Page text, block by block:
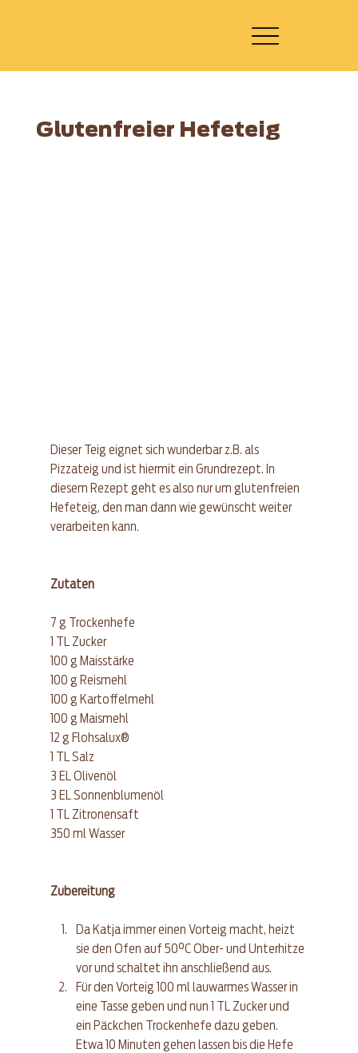
Glutenfreier Hefeteig
Dieser Teig eignet sich wunderbar z.B. als
Pizzateig und ist hiermit ein Grundrezept. In
diesem Rezept geht es also nur um glutenfreien
Hefeteig, den man dann wie gewünscht weiter
verarbeiten kann.
Zutaten
7 g Trockenhefe
1 TL Zucker
100 g Maisstärke
100 g Reismehl
100 g Kartoffelmehl
100 g Maismehl
12 g Flohsalux®
1 TL Salz
3 EL Olivenöl
3 EL Sonnenblumenöl
1 TL Zitronensaft
350 ml Wasser
Zubereitung
Da Katja immer einen Vorteig macht, heizt
sie den Ofen auf 50°C Ober- und Unterhitze
vor und schaltet ihn anschließend aus.
Für den Vorteig 100 ml lauwarmes Wasser in
eine Tasse geben und nun 1 TL Zucker und
ein Päckchen Trockenhefe dazu geben.
Etwa 10 Minuten gehen lassen bis die Hefe